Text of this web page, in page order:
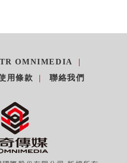
TR OMNIMEDIA
用條款
聯絡我們